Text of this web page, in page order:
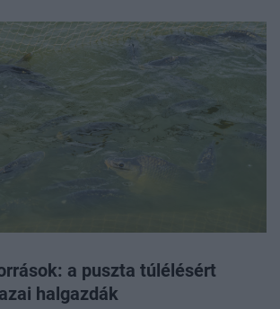
a puszta túlélésért
halgazdák